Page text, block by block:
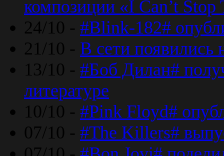
композиции «I Can’t
24/10 - #Blink-182#
21/10 - В сети появились
13/10 - #Боб Дилан#
литературе
10/10 - #Pink Floyd#
07/10 - #The Killers#